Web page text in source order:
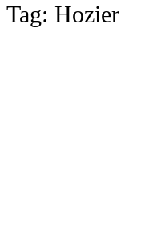
Tag: Hozier